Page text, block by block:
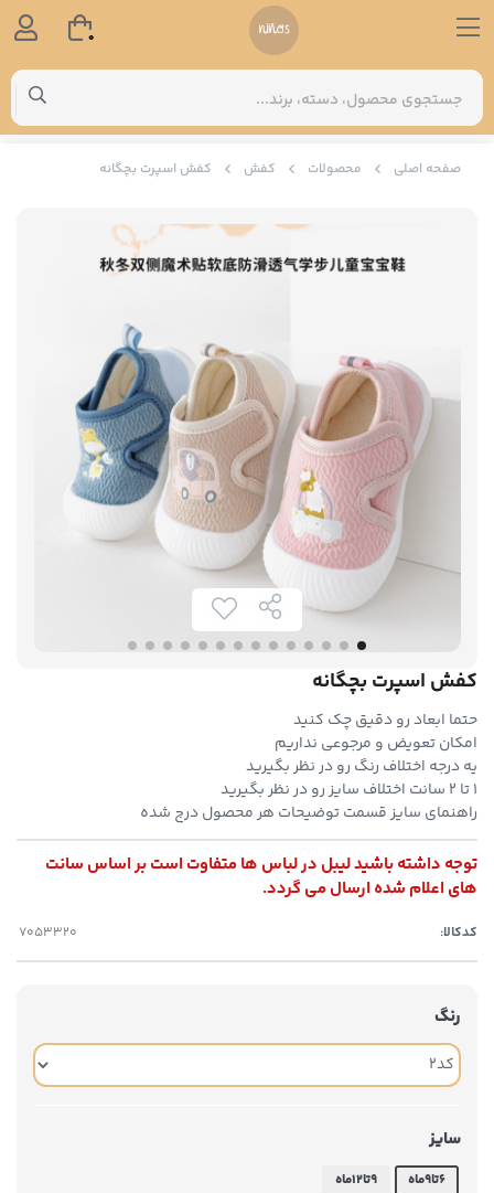
صفحه اصلی محصولات کفش کفش اسپرت بچگانه
کفش اسپرت بچگانه
حتما ابعاد رو دقیق چک کنید
امکان تعویض و مرجوعی نداریم
یه درجه اختلاف رنگ رو در نظر بگیرید
۱ تا ۲ سانت اختلاف سایز رو در نظر بگیرید
راهنمای سایز قسمت توضیحات هر محصول درج شده
توجه داشته باشید لیبل در لباس ها متفاوت است بر اساس سانت
های اعلام شده ارسال می گردد.
کدکالا:
رنگ
سایز
۶تا۹ماه ۹تا۱۲ماه
0